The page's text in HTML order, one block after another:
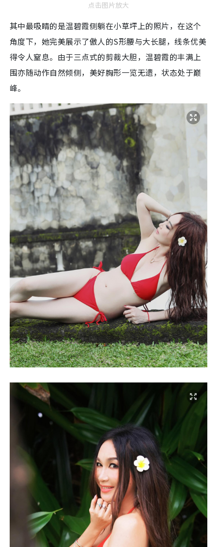
点击图片放大
其中最吸睛的是温碧霞侧躺在小草坪上的照片，在这个
角度下，她完美展示了傲人的S形腰与大长腿，线条优美
得令人窒息。由于三点式的剪裁大胆，温碧霞的丰满上
围亦随动作自然倾侧，美好胸形一览无遗，状态处于巅
峰。